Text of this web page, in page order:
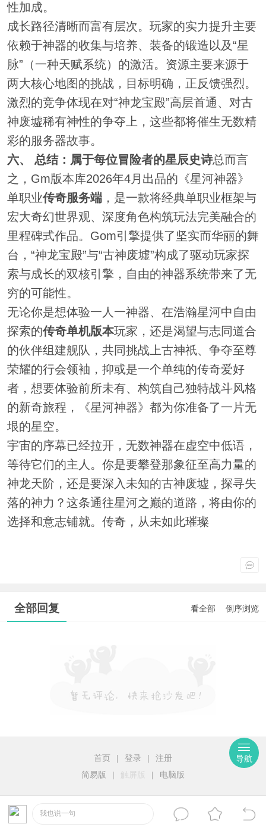
性加成。
成长路径清晰而富有层次。玩家的实力提升主要
依赖于神器的收集与培养、装备的锻造以及“星
脉”（一种天赋系统）的激活。资源主要来源于
两大核心地图的挑战，目标明确，正反馈强烈。
激烈的竞争体现在对“神龙宝殿”高层首通、对古
神废墟稀有神性的争夺上，这些都将催生无数精
彩的服务器故事。
六、 总结：属于每位冒险者的星辰史诗总而言
之，Gm版本库2026年4月出品的《星河神器》
单职业传奇服务端，是一款将经典单职业框架与
宏大奇幻世界观、深度角色构筑玩法完美融合的
里程碑式作品。Gom引擎提供了坚实而华丽的舞
台，“神龙宝殿”与“古神废墟”构成了驱动玩家探
索与成长的双核引擎，自由的神器系统带来了无
穷的可能性。
无论你是想体验一人一神器、在浩瀚星河中自由
探索的传奇单机版本玩家，还是渴望与志同道合
的伙伴组建舰队，共同挑战上古神祇、争夺至尊
荣耀的行会领袖，抑或是一个单纯的传奇爱好
者，想要体验前所未有、构筑自己独特战斗风格
的新奇旅程，《星河神器》都为你准备了一片无
垠的星空。
宇宙的序幕已经拉开，无数神器在虚空中低语，
等待它们的主人。你是要攀登那象征至高力量的
神龙天阶，还是要深入未知的古神废墟，探寻失
落的神力？这条通往星河之巅的道路，将由你的
选择和意志铺就。传奇，从未如此璀璨
全部回复 看全部 倒序浏览
我也说一句
首页 | 登录 |
注册
简易版
| 触屏版 | 电脑版
导航